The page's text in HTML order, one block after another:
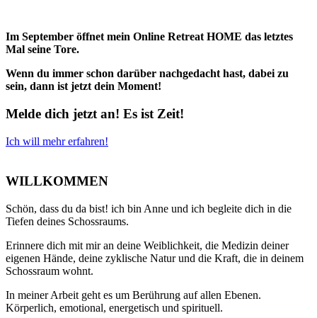
Im September öffnet mein Online Retreat HOME das letztes
Mal seine Tore.
Wenn du immer schon darüber nachgedacht hast, dabei zu
sein, dann ist jetzt dein Moment!
Melde dich jetzt an! Es ist Zeit!
Ich will mehr erfahren!
WILLKOMMEN
Schön, dass du da bist! ich bin Anne und ich begleite dich in die
Tiefen deines Schossraums.
Erinnere dich mit mir an deine Weiblichkeit, die Medizin deiner
eigenen Hände, deine zyklische Natur und die Kraft, die in deinem
Schossraum wohnt.
In meiner Arbeit geht es um Berührung auf allen Ebenen.
Körperlich, emotional, energetisch und spirituell.